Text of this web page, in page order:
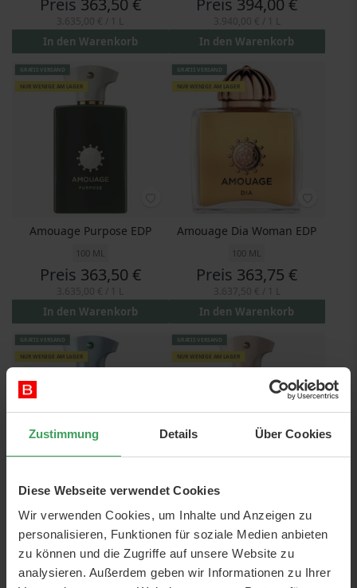
Zustimmung Details Über Cookies
Diese Webseite verwendet Cookies
Wir verwenden Cookies, um Inhalte und Anzeigen zu
personalisieren, Funktionen für soziale Medien anbieten
zu können und die Zugriffe auf unsere Website zu
analysieren. Außerdem geben wir Informationen zu Ihrer
Preis 363,50 €
In den Warenkorb
Preis 394,00 €
In den Warenkorb
GRATIS VERSAND
NUR WENIGE AM LAGER
Amouage Purpose EDP
100 ML
Preis 363,50 €
In den Warenkorb
GRATIS VERSAND
NUR WENIGE AM LAGER
Amouage Dia Woman EDP
100 ML
Preis 363,75 €
In den Warenkorb
GRATIS VERSAND
NUR WENIGE AM LAGER
100 ML
Preis 367,25 €
3.672,50 € / 1 L
In den Warenkorb
GRATIS VERSAND
NUR WENIGE AM LAGER
100 ML
Preis367,25 €
3.672,50 €/ 1 L
In den Warenkorb